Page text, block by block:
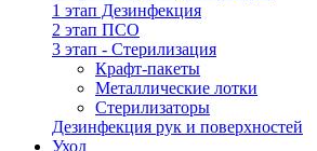
1 этап Дезинфекция
2 этап ПСО
3 этап - Стерилизация
Крафт-пакеты
Металлические лотки
Стерилизаторы
Дезинфекция рук и поверхностей
Уход